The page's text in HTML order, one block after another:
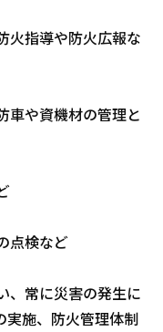
火指導や防火広報な
車や資機材の管理と
点検など
、常に災害の発生に
実施、防火管理体制